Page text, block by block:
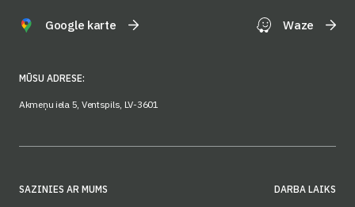
Google karte Waze
MŪSU ADRESE:
Akmeņu iela 5, Ventspils, LV-3601
SAZINIES AR MUMS DARBA LAIKS